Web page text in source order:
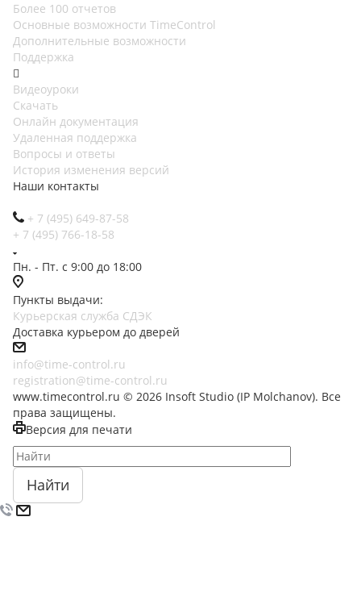
Более 100 отчетов
Основные возможности TimeControl
Дополнительные возможности
Поддержка
Видеоуроки
Скачать
Онлайн документация
Удаленная поддержка
Вопросы и ответы
История изменения версий
Наши контакты
+ 7 (495) 649-87-58
+ 7 (495) 766-18-58
Пн. - Пт. с 9:00 до 18:00
Пункты выдачи:
Курьерская служба СДЭК
Доставка курьером до дверей
info@time-control.ru
registration@time-control.ru
www.timecontrol.ru © 2026 Insoft Studio (IP Molchanov). Все
права защищены.
Версия для печати
Найти